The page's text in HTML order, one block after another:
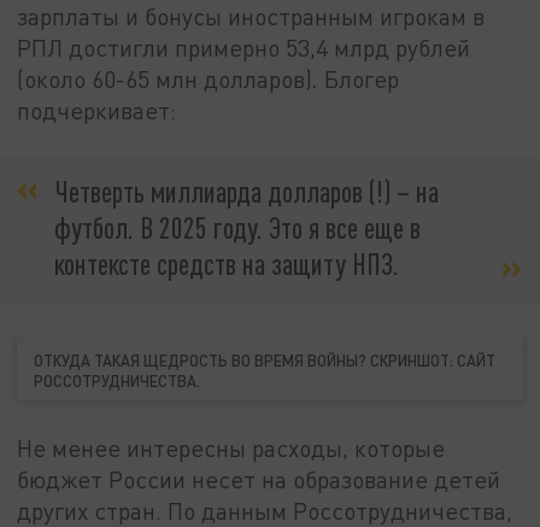
зарплаты и бонусы иностранным игрокам в
РПЛ достигли примерно 53,4 млрд рублей
(около 60-65 млн долларов). Блогер
подчеркивает:
Четверть миллиарда долларов (!) – на
футбол. В 2025 году. Это я все еще в
контексте средств на защиту НПЗ.
ОТКУДА ТАКАЯ ЩЕДРОСТЬ ВО ВРЕМЯ ВОЙНЫ? СКРИНШОТ: САЙТ
РОССОТРУДНИЧЕСТВА.
Не менее интересны расходы, которые
бюджет России несет на образование детей
других стран. По данным Россотрудничества,